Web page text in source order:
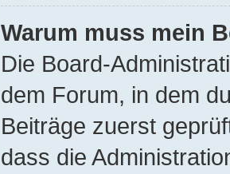
Warum muss mein
Die Board-
dem Forum, in dem
Beiträge zuerst
dass die